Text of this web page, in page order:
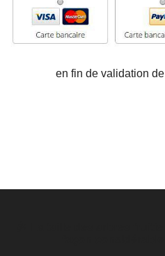
en fin de validation de